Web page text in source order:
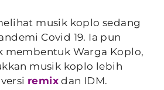
musik koplo sedang
Covid 19. Ia pun
membentuk Warga Koplo,
musik koplo lebih
remix dan IDM.